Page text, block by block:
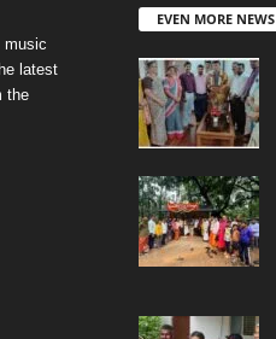
music
latest
the
EVEN MORE NEWS